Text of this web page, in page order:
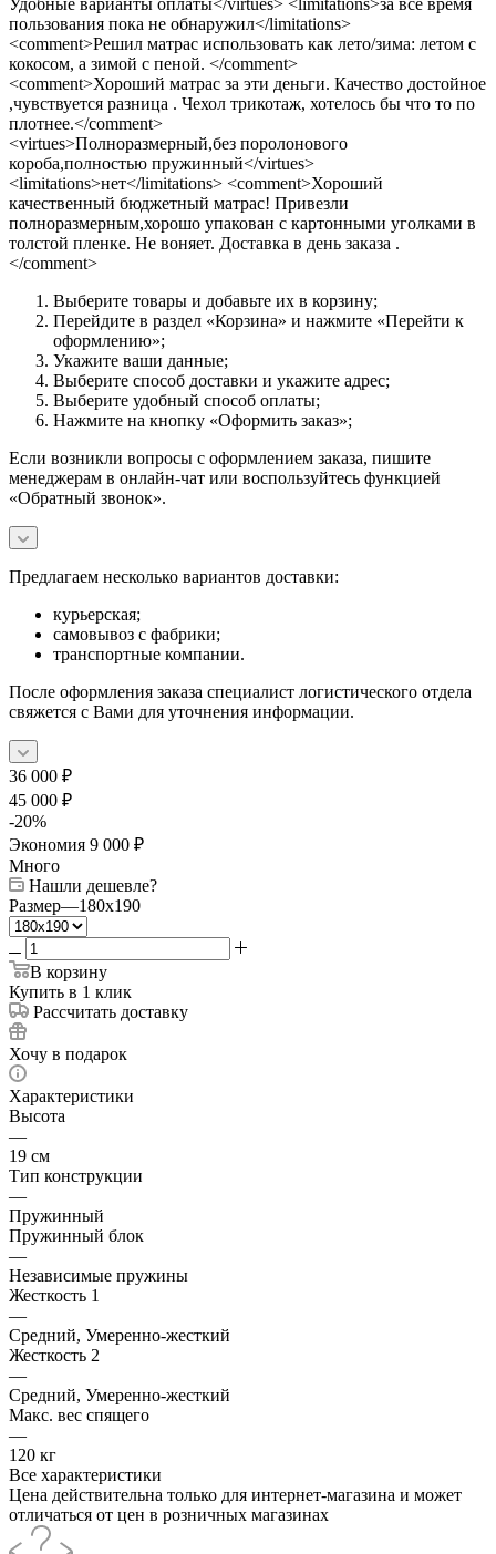
пользования пока не обнаружил</limitations>
<comment>Решил матрас использовать как лето/зима: летом с
кокосом, а зимой с пеной. </comment>
<comment>Хороший матрас за эти деньги. Качество достойное
,чувствуется разница . Чехол трикотаж, хотелось бы что то по
плотнее.</comment>
<virtues>Полноразмерный,без поролонового
короба,полностью пружинный</virtues>
<limitations>нет</limitations> <comment>Хороший
качественный бюджетный матрас! Привезли
полноразмерным,хорошо упакован с картонными уголками в
толстой пленке. Не воняет. Доставка в день заказа .
</comment>
Выберите товары и добавьте их в корзину;
Перейдите в раздел «Корзина» и нажмите «Перейти к
оформлению»;
Укажите ваши данные;
Выберите способ доставки и укажите адрес;
Выберите удобный способ оплаты;
Нажмите на кнопку «Оформить заказ»;
Если возникли вопросы с оформлением заказа, пишите
менеджерам в онлайн-чат или воспользуйтесь функцией
«Обратный звонок».
Предлагаем несколько вариантов доставки:
курьерская;
самовывоз с фабрики;
транспортные компании.
После оформления заказа специалист логистического отдела
свяжется с Вами для уточнения информации.
36 000 ₽
45 000 ₽
-20%
Экономия 9 000 ₽
Много
Нашли дешевле?
Размер—180x190
В корзину
Купить в 1 клик
Рассчитать доставку
Хочу в подарок
Характеристики
Высота
—
19 см
Тип конструкции
—
Пружинный
Пружинный блок
—
Независимые пружины
Жесткость 1
—
Средний, Умеренно-жесткий
Жесткость 2
—
Средний, Умеренно-жесткий
Макс. вес спящего
—
120 кг
Все характеристики
Цена действительна только для интернет-магазина и может
отличаться от цен в розничных магазинах